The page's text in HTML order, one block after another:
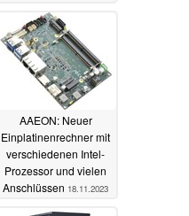
AAEON: Neuer
Einplatinenrechner mit
verschiedenen Intel-
Prozessor und vielen
Anschlüssen 18.11.2023